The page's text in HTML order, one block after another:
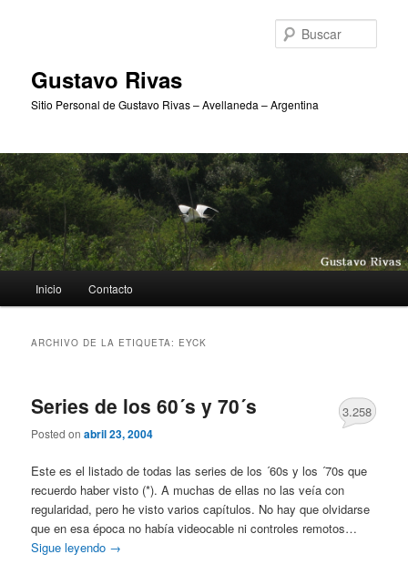
Gustavo Rivas
Sitio Personal de Gustavo Rivas – Avellaneda – Argentina
principal
Inicio Contacto
ARCHIVO DE LA ETIQUETA: EYCK
Series de los 60´s y 70´s
Posted onabril 23, 2004
3.258
Este es el listado de todas las series de los ´60s y los ´70s que
recuerdo haber visto (*). A muchas de ellas no las veía con
regularidad, pero he visto varios capítulos. No hay que olvidarse
que en esa época no había videocable ni controles remotos…
Sigue leyendo →